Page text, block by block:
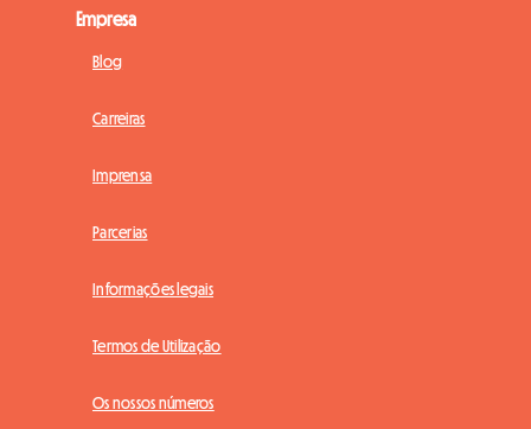
Empresa
Blog
Carreiras
Imprensa
Parcerias
Informações legais
Termos de Utilização
Os nossos números